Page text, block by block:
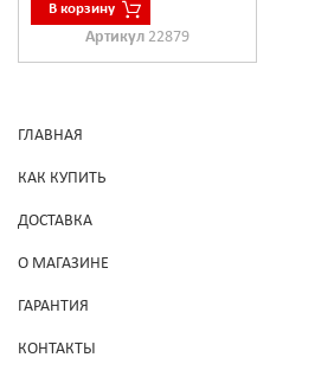
В корзину
Артикул 22879
ГЛАВНАЯ
КАК КУПИТЬ
ДОСТАВКА
О МАГАЗИНЕ
ГАРАНТИЯ
КОНТАКТЫ